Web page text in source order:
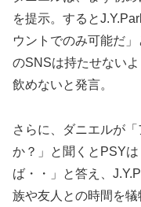
を提示。すると
ウントでのみ可能だ
のSNSは持たせない
飲めないと発言。
さらに、ダニエルが
か？」と聞くとPSY
ば・・」と答え、
族や友人との時間を